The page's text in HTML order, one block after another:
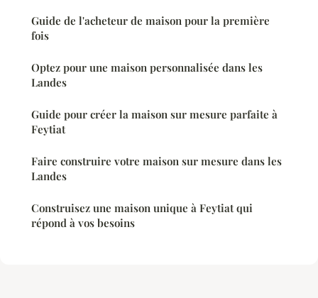
Guide de l'acheteur de maison pour la première
fois
Optez pour une maison personnalisée dans les
Landes
Guide pour créer la maison sur mesure parfaite à
Feytiat
Faire construire votre maison sur mesure dans les
Landes
Construisez une maison unique à Feytiat qui
répond à vos besoins